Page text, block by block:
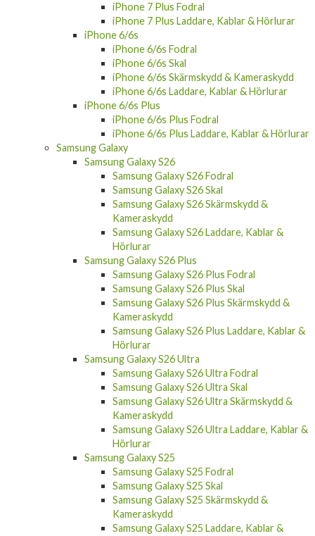
iPhone 7 Plus Fodral
iPhone 7 Plus Laddare, Kablar & Hörlurar
iPhone 6/6s
iPhone 6/6s Fodral
iPhone 6/6s Skal
iPhone 6/6s Skärmskydd & Kameraskydd
iPhone 6/6s Laddare, Kablar & Hörlurar
iPhone 6/6s Plus
iPhone 6/6s Plus Fodral
iPhone 6/6s Plus Laddare, Kablar & Hörlurar
Samsung Galaxy
Samsung Galaxy S26
Samsung Galaxy S26 Fodral
Samsung Galaxy S26 Skal
Samsung Galaxy S26 Skärmskydd &
Kameraskydd
Samsung Galaxy S26 Laddare, Kablar &
Hörlurar
Samsung Galaxy S26 Plus
Samsung Galaxy S26 Plus Fodral
Samsung Galaxy S26 Plus Skal
Samsung Galaxy S26 Plus Skärmskydd &
Kameraskydd
Samsung Galaxy S26 Plus Laddare, Kablar &
Hörlurar
Samsung Galaxy S26 Ultra
Samsung Galaxy S26 Ultra Fodral
Samsung Galaxy S26 Ultra Skal
Samsung Galaxy S26 Ultra Skärmskydd &
Kameraskydd
Samsung Galaxy S26 Ultra Laddare, Kablar &
Hörlurar
Samsung Galaxy S25
Samsung Galaxy S25 Fodral
Samsung Galaxy S25 Skal
Samsung Galaxy S25 Skärmskydd &
Kameraskydd
Samsung Galaxy S25 Laddare, Kablar &